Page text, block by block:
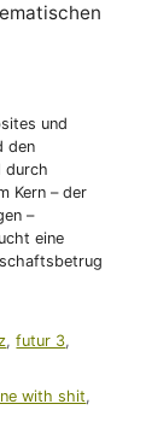
und
den
durch
Kern – der
–
eine
,futur 3,
with shit,